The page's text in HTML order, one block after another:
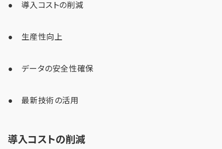
● 導入コストの削減
● 生産性向上
● データの安全性確保
● 最新技術の活用
導入コストの削減